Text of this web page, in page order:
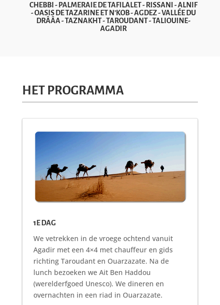
CHEBBI - PALMERAIE DE TAFILALET - RISSANI - ALNIF
- OASIS DE TAZARINE ET N’KOB - AGDEZ - VALLÉE DU
DRÂÂA - TAZNAKHT - TAROUDANT - TALIOUINE-
AGADIR
HET PROGRAMMA
1E DAG
We vetrekken in de vroege ochtend vanuit
Agadir met een 4×4 met chauffeur en gids
richting Taroudant en Ouarzazate. Na de
lunch bezoeken we Ait Ben Haddou
(werelderfgoed Unesco). We dineren en
overnachten in een riad in Ouarzazate.